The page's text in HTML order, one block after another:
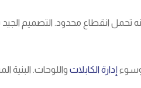
انقطاع محدود. التصميم الجيد
وسوء إدارة الكابلات واللوحات. البنية